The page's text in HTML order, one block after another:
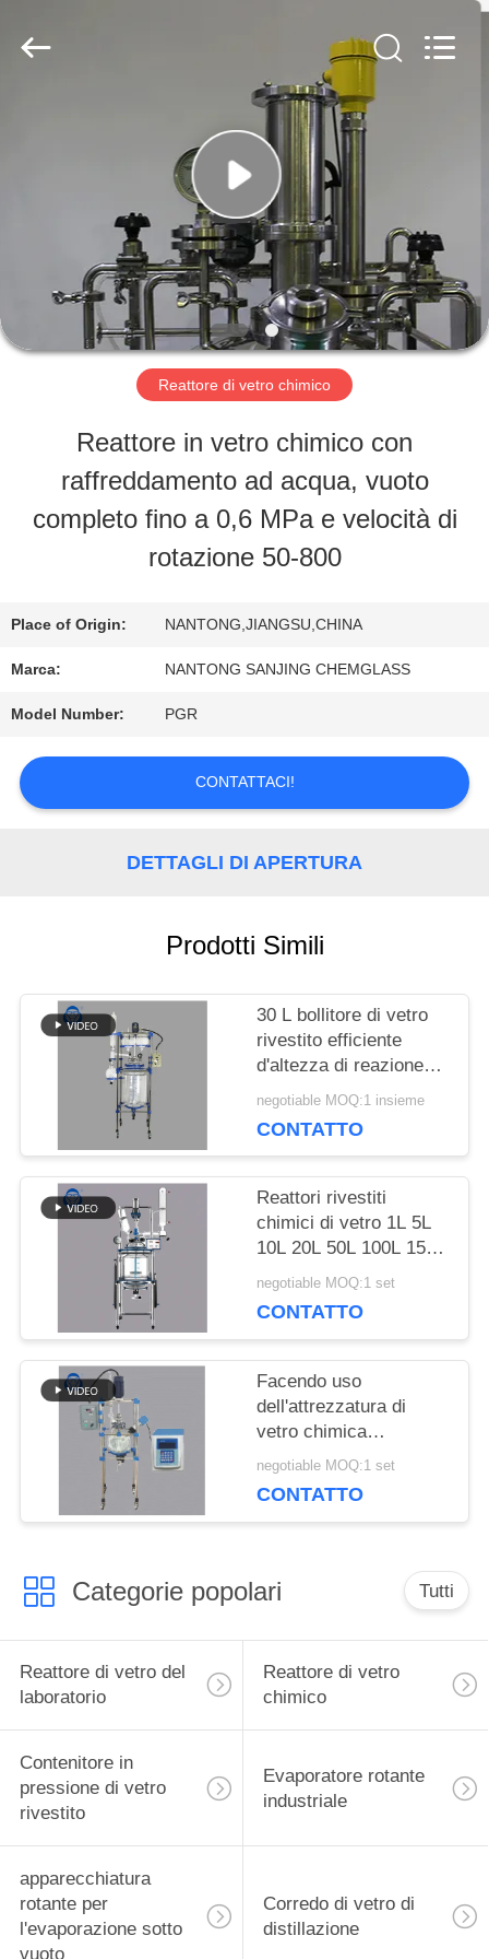
CIRCA
NOI
DELLA
FABBRICA
DI
QUALITÀ
CONTATTICI
CITAZIONE
MAPPA
SITO
POLITICA
PRIVACY
Nantong
Sanjing
Reattore di vetro chimico
Reattore in vetro chimico con
raffreddamento ad acqua, vuoto
completo fino a 0,6 MPa e velocità di
rotazione 50-800
Place of Origin: NANTONG,JIANGSU,CHINA
Marca: NANTONG SANJING CHEMGLASS
Model Number: PGR
CONTATTACI!
DETTAGLI DI APERTURA
Prodotti Simili
30 L bollitore di vetro
rivestito efficiente
d'altezza di reazione
con il condensatore
negotiable MOQ:1 insieme
CONTATTO
Reattori rivestiti
chimici di vetro 1L 5L
10L 20L 50L 100L 150L
200L del laboratorio
negotiable MOQ:1 set
CONTATTO
Facendo uso
dell'attrezzatura di
vetro chimica
ultrasonica di
reattore del
negotiable MOQ:1 set
CONTATTO
Categorie popolari Tutti
Reattore di vetro del
laboratorio
Reattore di vetro
chimico
Contenitore in
pressione di vetro
rivestito
Evaporatore rotante
industriale
apparecchiatura
rotante per
l'evaporazione sotto
vuoto
Corredo di vetro di
distillazione